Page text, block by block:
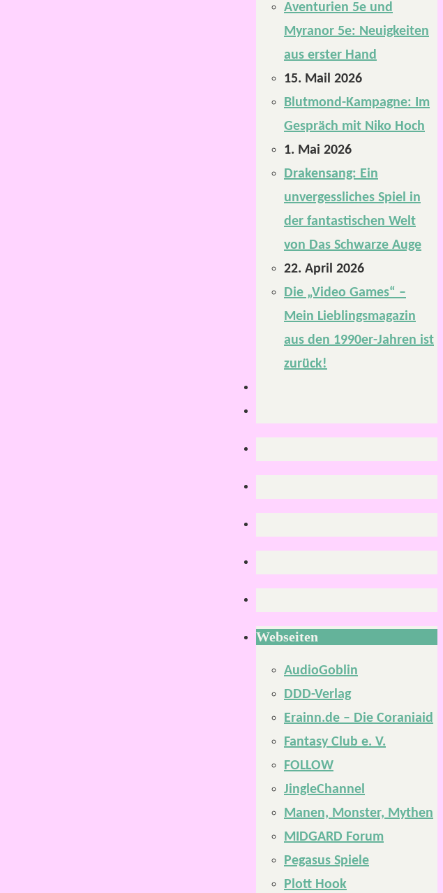
Aventurien 5e und
Myranor 5e: Neuigkeiten
aus erster Hand
15. Mail 2026
Blutmond-Kampagne: Im
Gespräch mit Niko Hoch
1. Mai 2026
Drakensang: Ein
unvergessliches Spiel in
der fantastischen Welt
von Das Schwarze Auge
22. April 2026
Die „Video Games“ –
Mein Lieblingsmagazin
aus den 1990er-Jahren ist
zurück!
Webseiten
AudioGoblin
DDD-Verlag
Erainn.de – Die Coraniaid
Fantasy Club e. V.
FOLLOW
JingleChannel
Manen, Monster, Mythen
MIDGARD Forum
Pegasus Spiele
Plott Hook